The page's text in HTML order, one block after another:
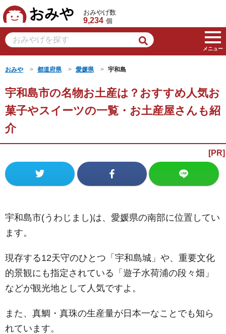
おみや
おみやげ数
9,234 個
メニュー
おみや 都道府県 愛媛県 宇和島
宇和島市の名物お土産は？おすすめ人気お
菓子やスイーツの一覧・お土産屋さんも紹
介
宇和島市(うわじまし)は、愛媛県の南部に位置してい
ます。
現存する12天守のひとつ「宇和島城」や、重要文化
的景観にも指定されている「遊子水荷浦の段々畑」
などが観光地として人気ですよ。
また、真鯛・真珠の生産量が日本一なことでも知ら
れています。